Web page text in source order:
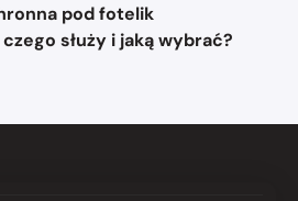
pod fotelik
służy i jaką wybrać?